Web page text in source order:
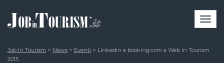
Job In Tourism > News > Eventi > Linkedin e booking.com a Web in Tourism
2015